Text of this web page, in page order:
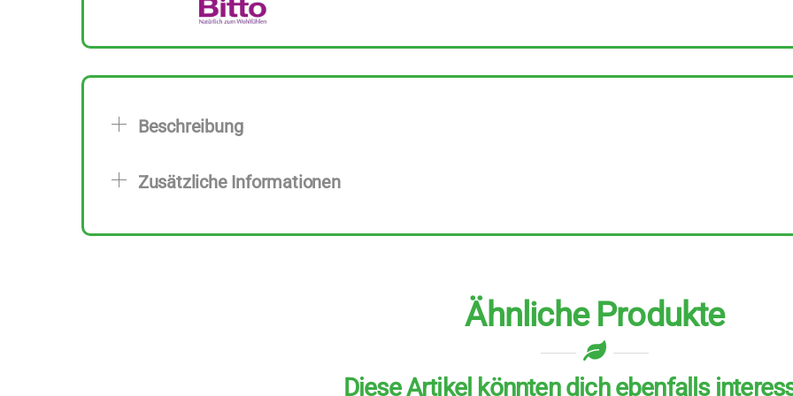
Beschreibung
Zusätzliche Informationen
Ähnliche Produkte
Diese Artikel könnten dich ebenfalls